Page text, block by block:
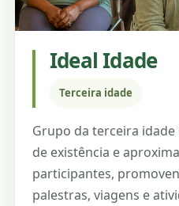
Ideal Idade
Terceira idade
Grupo da terceira idade
de existência e
participantes,
palestras, viagens e